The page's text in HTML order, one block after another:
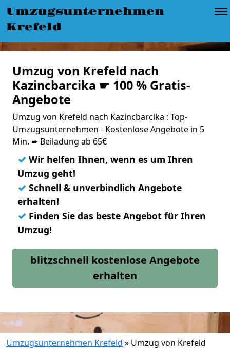
Umzugsunternehmen
Krefeld
Umzug von Krefeld nach
Kazincbarcika ☛ 100 % Gratis-
Angebote
Umzug von Krefeld nach Kazincbarcika : Top-
Umzugsunternehmen - Kostenlose Angebote in 5
Min. ➨ Beiladung ab 65€
✓ Wir helfen Ihnen, wenn es um Ihren
Umzug geht!
✓ Schnell & unverbindlich Angebote
erhalten!
✓ Finden Sie das beste Angebot für Ihren
Umzug!
blitzschnell kostenlose Angebote
erhalten
Umzugsunternehmen Krefeld » Umzug von Krefeld